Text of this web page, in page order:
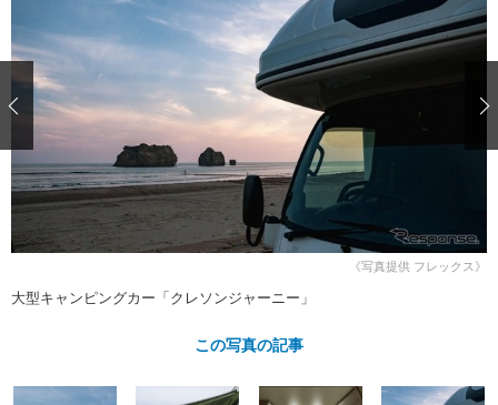
沖縄
注目の記事
ショップレポート
自動車豆知識 ストップ！不具合修理＆粗悪修理
鈑金・塗装
ディテイリング
ディテイリング 洗車
ヘッドライト磨き コーティング
フィルム・ラッピング
鈑金・塗装
小キズ直し
特集記事
ストップ 不具合修理＆粗悪修理
カーメーカー「旧車」関連プロジェ
クト
ショップ紹介
ショップレポート
レストア
カーメーカー「旧車」関連プロジ
インタビュー
イベント告知 イベントレポート
《写真提供 フレックス》
大型キャンピングカー「クレソンジャーニー」
この写真の記事